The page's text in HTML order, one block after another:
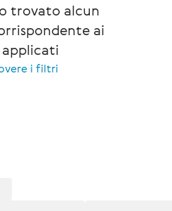
trovato alcun
ai
i filtri